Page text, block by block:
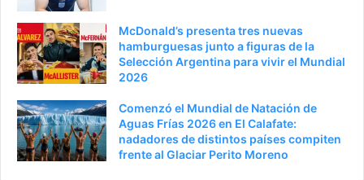
McDonald’s presenta tres nuevas
hamburguesas junto a figuras de la
Selección Argentina para vivir el Mundial
2026
Comenzó el Mundial de Natación de
Aguas Frías 2026 en El Calafate:
nadadores de distintos países compiten
frente al Glaciar Perito Moreno